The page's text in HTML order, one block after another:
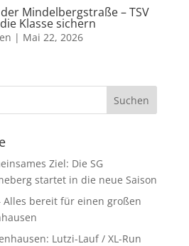
Mindelbergstraße – TSV
Klasse sichern
| Mai 22, 2026
Ziel: Die SG
startet in die neue Saison
Alles bereit für einen großen
Lutzi-Lauf / XL-Run